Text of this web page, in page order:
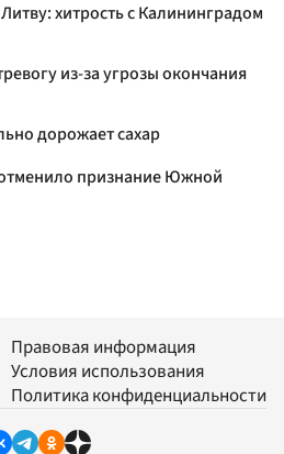
хитрость с Калининградом
из-за угрозы окончания
дорожает сахар
признание Южной
Правовая информация
Условия использования
Политика конфиденциальности